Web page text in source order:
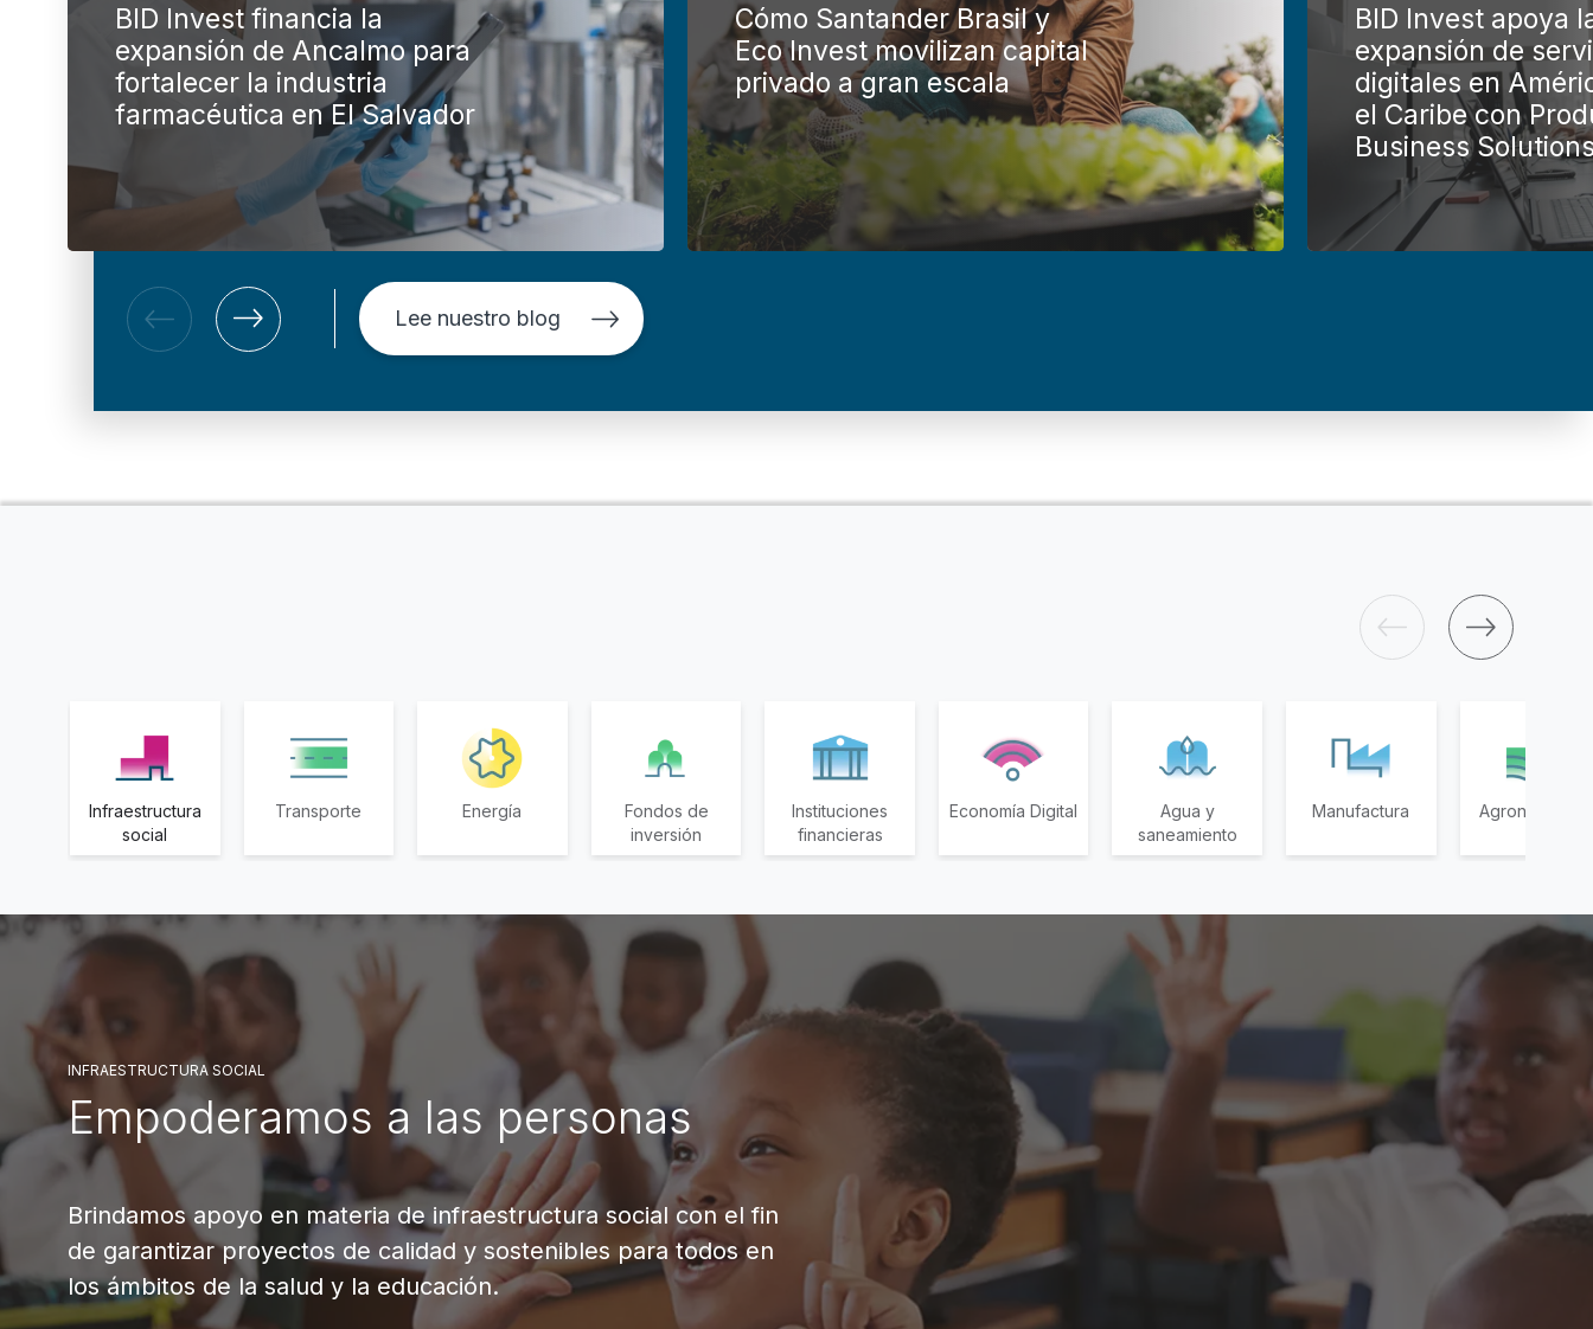
BID Invest financia la
expansión de Ancalmo para
fortalecer la industria
farmacéutica en El Salvador
Cómo Santander Brasil y
Eco Invest movilizan capital
privado a gran escala
BID Invest apoya
expansión de
digitales en
el Caribe con
Business
Lee nuestro blog
Infraestructura
social
Transporte Energía
Fondos de
inversión
Instituciones
financieras
Economía Digital
Agua y
saneamiento
Manufactura Agronegocios
INFRAESTRUCTURA SOCIAL
Empoderamos a las personas
Brindamos apoyo en materia de infraestructura social con el fin
de garantizar proyectos de calidad y sostenibles para todos en
los ámbitos de la salud y la educación.